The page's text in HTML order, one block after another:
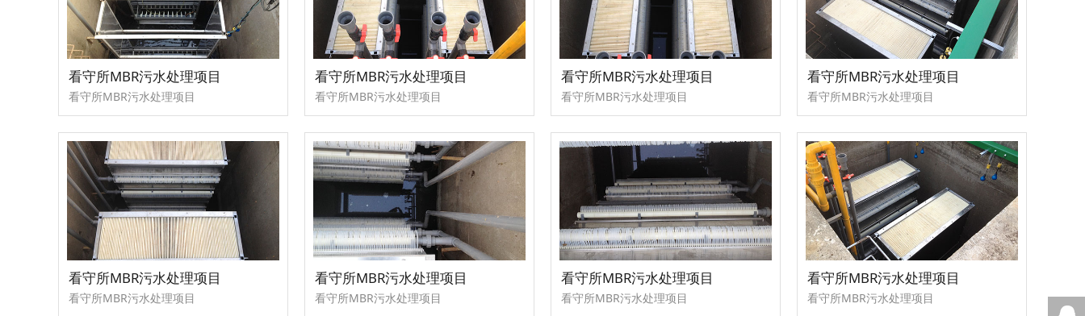
看守所MBR污水处理项目
看守所MBR污水处理项目
看守所MBR污水处理项目
看守所MBR污水处理项目
看守所MBR污水处理项目
看守所MBR污水处理项目
看守所MBR污水处理项目
看守所MBR污水处理项目
看守所MBR污水处理项目
看守所MBR污水处理项目
看守所MBR污水处理项目
看守所MBR污水处理项目
看守所MBR污水处理项目
看守所MBR污水处理项目
看守所MBR污水处理项目
看守所MBR污水处理项目